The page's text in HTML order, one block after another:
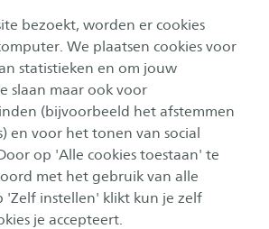
bezoekt, worden er cookies
We plaatsen cookies voor
statistieken en om jouw
slaan maar ook voor
(bijvoorbeeld het afstemmen
en voor het tonen van social
op 'Alle cookies toestaan' te
met het gebruik van alle
'Zelf instellen' klikt kun je zelf
je accepteert.
Pride Month bij
onze vereniging
was mijn
ook anders
Leestijd: Minuten